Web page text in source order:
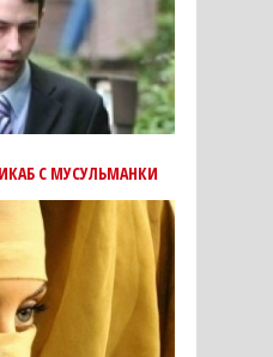
С МУСУЛЬМАНКИ